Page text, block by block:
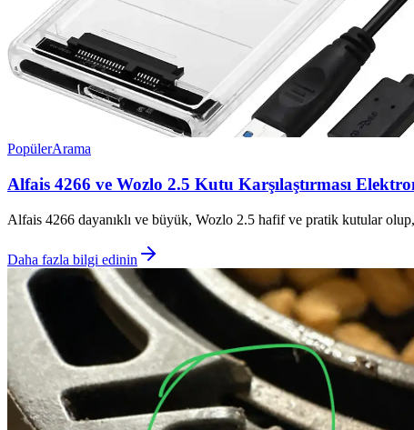
PopülerArama
Alfais 4266 ve Wozlo 2.5 Kutu Karşılaştırması
Alfais 4266 dayanıklı ve büyük, Wozlo 2.5 hafif ve pratik kutular
Daha fazla bilgi edinin